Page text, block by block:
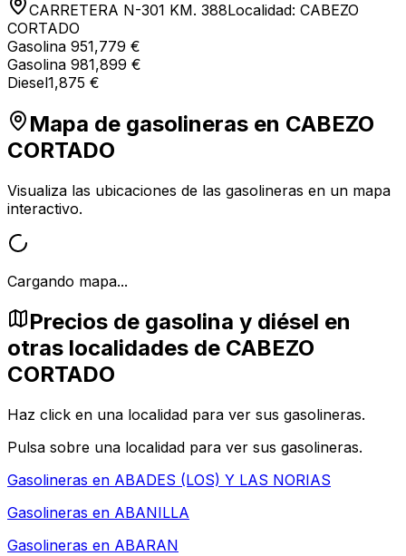
CARRETERA N-301 KM. 388Localidad: CABEZO
CORTADO
Gasolina 951,779 €
Gasolina 981,899 €
Diesel1,875 €
Mapa de gasolineras en CABEZO
CORTADO
Visualiza las ubicaciones de las gasolineras en un mapa
interactivo.
Cargando mapa...
Precios de gasolina y diésel en
otras localidades de CABEZO
CORTADO
Haz click en una localidad para ver sus gasolineras.
Pulsa sobre una localidad para ver sus gasolineras.
Gasolineras en ABADES (LOS) Y LAS NORIAS
Gasolineras en ABANILLA
Gasolineras en ABARAN